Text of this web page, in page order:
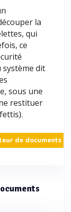
la
qui
ce
dit
sous une
restituer
de documents